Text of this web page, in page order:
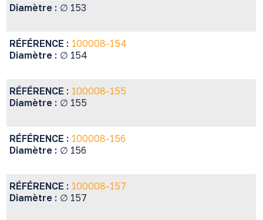
Diamètre : ∅ 153
RÉFÉRENCE : 100008-154
Diamètre : ∅ 154
RÉFÉRENCE : 100008-155
Diamètre : ∅ 155
RÉFÉRENCE : 100008-156
Diamètre : ∅ 156
RÉFÉRENCE : 100008-157
Diamètre : ∅ 157